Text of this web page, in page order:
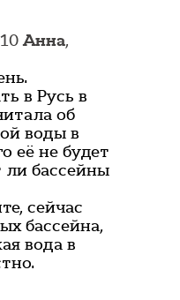
Анна,
в Русь в
об
воды в
её не будет
бассейны
сейчас
бассейна,
вода в